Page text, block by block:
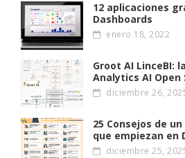
12 aplicaciones
Dashboards
enero 18, 2022
Groot AI LinceBI:
Analytics AI Open
diciembre 26,
25 Consejos de
que empiezan en
diciembre 25,